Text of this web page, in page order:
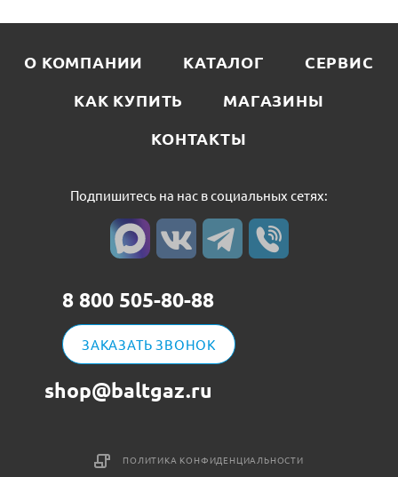
О КОМПАНИИ КАТАЛОГ
СЕРВИС
КАК КУПИТЬ
МАГАЗИНЫ
КОНТАКТЫ
Подпишитесь на нас в социальных сетях:
8 800 505-80-88
ЗАКАЗАТЬ ЗВОНОК
shop@baltgaz.ru
ПОЛИТИКА КОНФИДЕНЦИАЛЬНОСТИ